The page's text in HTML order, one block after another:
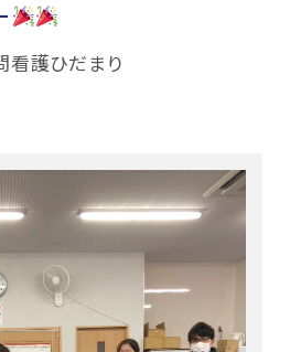
看護ひだまり